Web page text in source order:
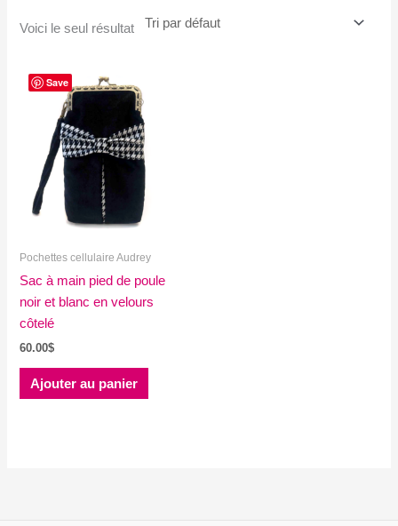
Voici le seul résultat
Save
Pochettes cellulaire Audrey
Sac à main pied de poule
noir et blanc en velours
côtelé
60.00$
Ajouter au panier